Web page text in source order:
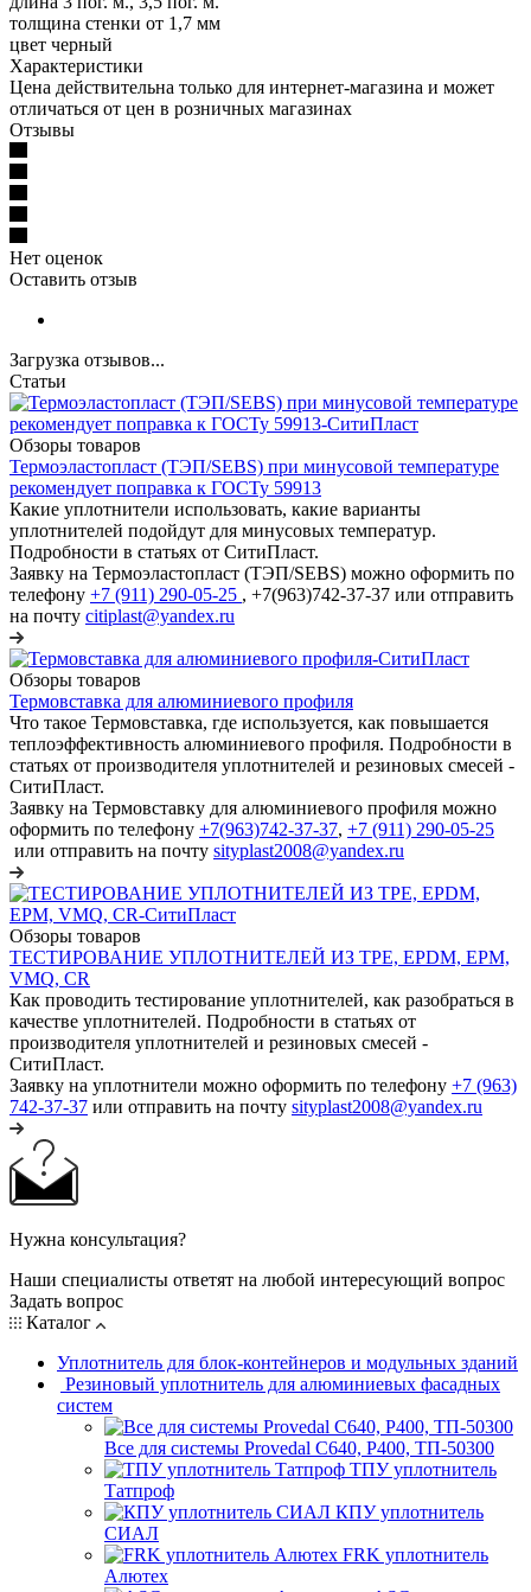
толщина стенки от 1,7 мм
цвет черный
Характеристики
Цена действительна только для интернет-магазина и может
отличаться от цен в розничных магазинах
Отзывы
Нет оценок
Оставить отзыв
Загрузка отзывов...
Статьи
Обзоры товаров
Термоэластопласт (ТЭП/SEBS) при минусовой температуре
рекомендует поправка к ГОСТу 59913
Какие уплотнители использовать, какие варианты
уплотнителей подойдут для минусовых температур.
Подробности в статьях от СитиПласт.
Заявку на Термоэластопласт (ТЭП/SEBS) можно оформить по
телефону +7 (911) 290-05-25 , +7(963)742-37-37 или отправить
на почту citiplast@yandex.ru
Обзоры товаров
Термовставка для алюминиевого профиля
Что такое Термовставка, где используется, как повышается
теплоэффективность алюминиевого профиля. Подробности в
статьях от производителя уплотнителей и резиновых смесей -
СитиПласт.
Заявку на Термовставку для алюминиевого профиля можно
оформить по телефону +7(963)742-37-37, +7 (911) 290-05-25
или отправить на почту sityplast2008@yandex.ru
Обзоры товаров
ТЕСТИРОВАНИЕ УПЛОТНИТЕЛЕЙ ИЗ TPE, EPDM, EPM,
VMQ, CR
Как проводить тестирование уплотнителей, как разобраться в
качестве уплотнителей. Подробности в статьях от
производителя уплотнителей и резиновых смесей -
СитиПласт.
Заявку на уплотнители можно оформить по телефону +7 (963)
742-37-37 или отправить на почту sityplast2008@yandex.ru
Нужна консультация?
Наши специалисты ответят на любой интересующий вопрос
Задать вопрос
Каталог
Уплотнитель для блок-контейнеров и модульных зданий
Резиновый уплотнитель для алюминиевых фасадных
систем
Все для системы Provedal С640, Р400, ТП-50300
ТПУ уплотнитель
Татпроф
КПУ уплотнитель
СИАЛ
FRK уплотнитель
Алютех